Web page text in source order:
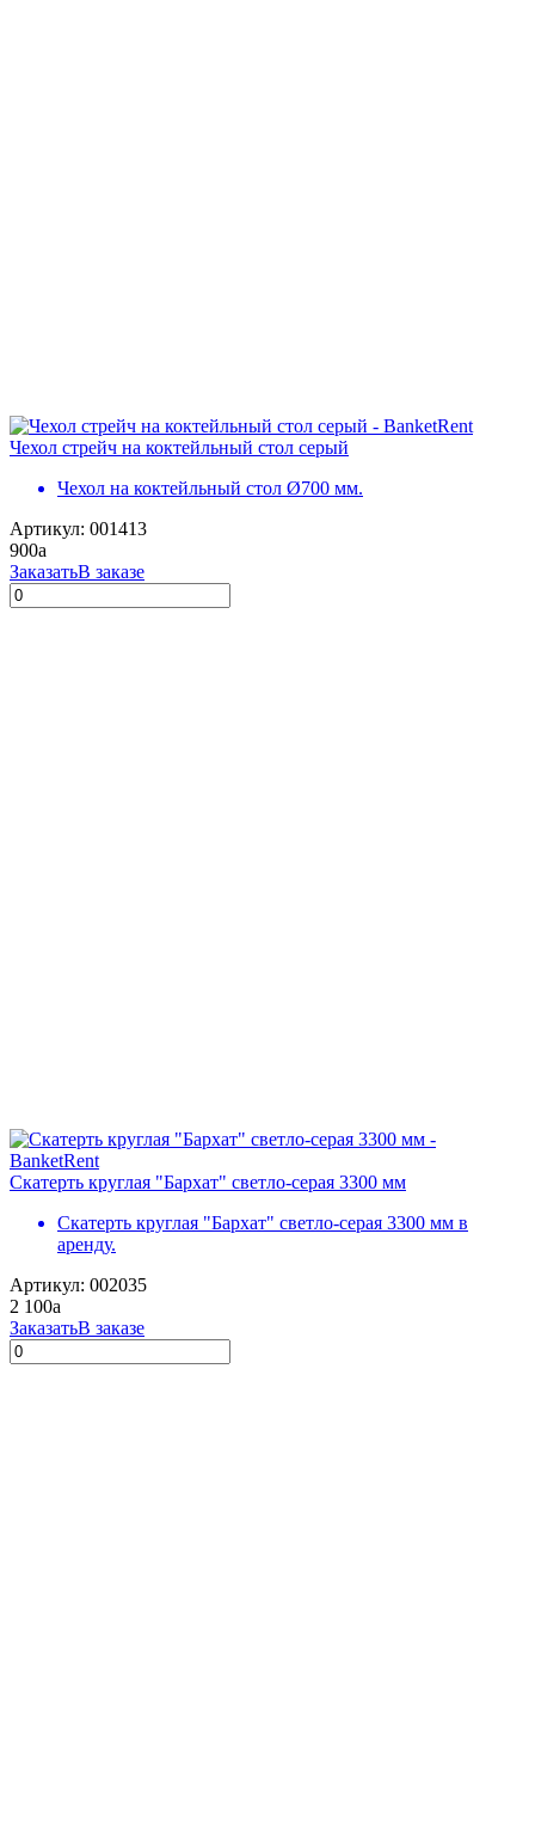
Чехол стрейч на коктейльный стол серый
Чехол на коктейльный стол Ø700 мм.
Артикул: 001413
900a
ЗаказатьВ заказе
Скатерть круглая "Бархат" светло-серая 3300 мм
Скатерть круглая "Бархат" светло-серая 3300 мм в
аренду.
Артикул: 002035
2 100a
ЗаказатьВ заказе